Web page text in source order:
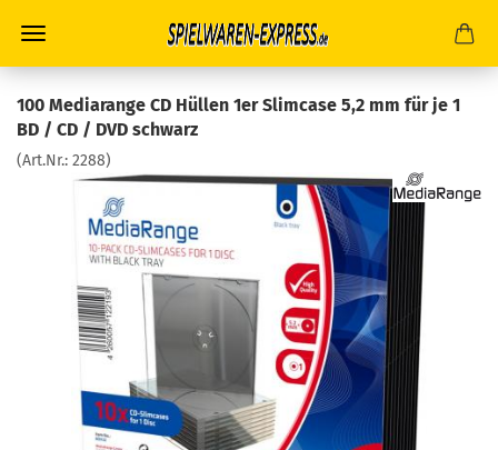
100 Mediarange CD Hüllen 1er Slimcase 5,2 mm für je 1
BD / CD / DVD schwarz
(Art.Nr.: 2288)